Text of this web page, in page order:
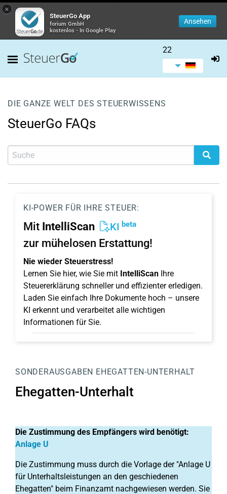
×
SteuerGo App
forium GmbH
kostenlos - In Google Play
Ansehen
22
DIE GANZE WELT DES STEUERWISSENS
SteuerGo FAQs
KI-POWER FÜR IHRE STEUER:
Mit IntelliScan KI beta
zur mühelosen Erstattung!
Nie wieder Steuerstress!
Lernen Sie hier, wie Sie mit IntelliScan Ihre
Steuererklärung schneller und effizienter erledigen.
Laden Sie einfach Ihre Dokumente hoch – unsere
KI erkennt und verarbeitet alle wichtigen
Informationen für Sie.
SONDERAUSGABEN EHEGATTEN-UNTERHALT
Ehegatten-Unterhalt
Die Zustimmung des Empfängers wird benötigt:
Anlage U
Die Zustimmung muss durch die Vorlage der "Anlage U
für Unterhaltsleistungen an den geschiedenen
Ehegatten" beim Finanzamt nachgewiesen werden. Sie